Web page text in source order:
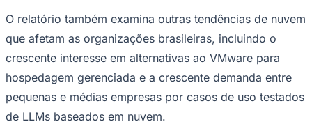
Palmeiras
O relatório também examina outras tendências de nuvem
que afetam as organizações brasileiras, incluindo o
crescente interesse em alternativas ao VMware para
hospedagem gerenciada e a crescente demanda entre
pequenas e médias empresas por casos de uso testados
de LLMs baseados em nuvem.